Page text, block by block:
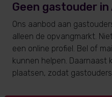
Geen gastouder
Ons aanbod aan
alleen de opvangmarkt.
een online profiel. Bel of
kunnen helpen. Daarnaast
plaatsen, zodat